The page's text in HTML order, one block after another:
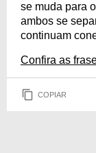
se muda para
ambos se
continuam
Confira as
COPIAR